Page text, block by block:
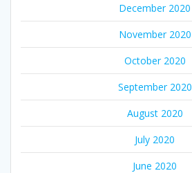
December 2020
November 2020
October 2020
September 2020
August 2020
July 2020
June 2020